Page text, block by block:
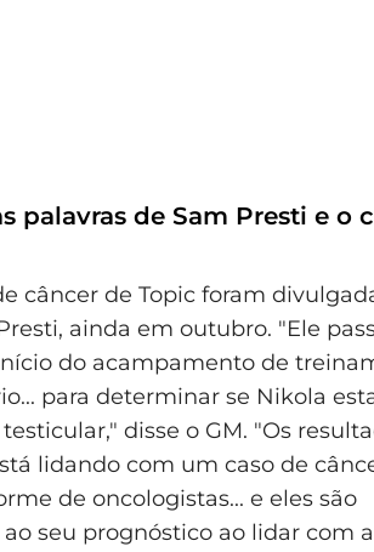
palavras de Sam Presti e o
câncer de Topic foram
ainda em outubro. "Ele
do acampamento de
para determinar se Nikola
disse o GM. "Os
lidando com um caso de
de oncologistas... e eles são
seu prognóstico ao lidar com a